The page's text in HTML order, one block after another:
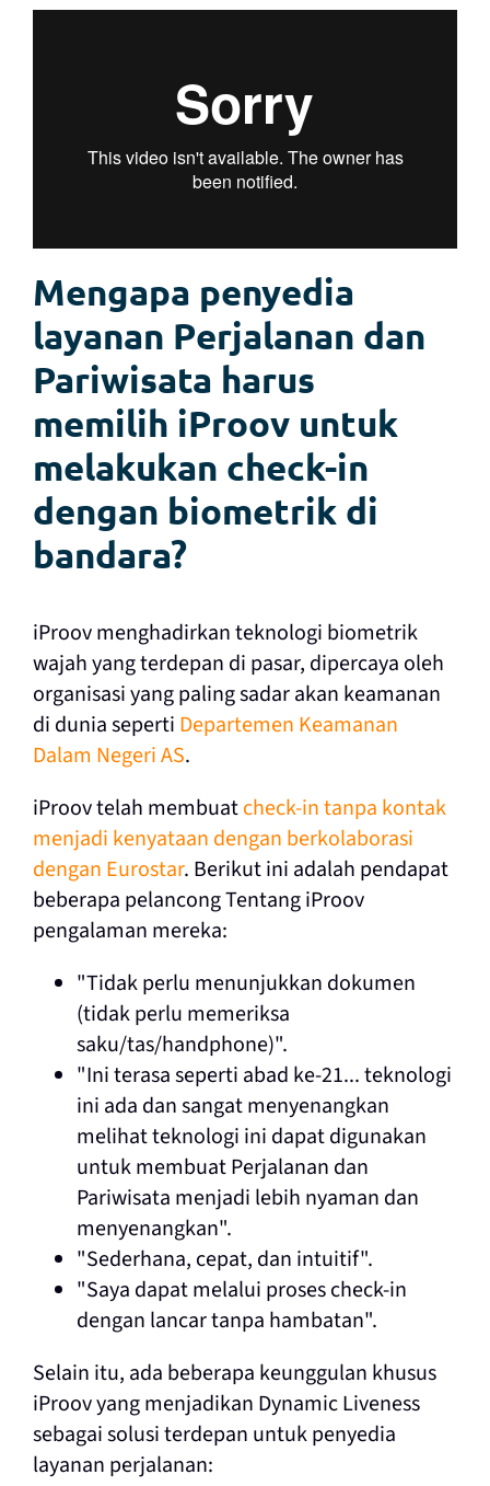
Mengapa penyedia
layanan Perjalanan dan
Pariwisata harus
memilih iProov untuk
melakukan check-in
dengan biometrik di
bandara?
iProov menghadirkan teknologi biometrik
wajah yang terdepan di pasar, dipercaya oleh
organisasi yang paling sadar akan keamanan
di dunia seperti Departemen Keamanan
Dalam Negeri AS.
iProov telah membuatcheck-in tanpa kontak
menjadi kenyataan dengan berkolaborasi
dengan Eurostar. Berikut ini adalah pendapat
beberapa pelancong Tentang iProov
pengalaman mereka:
"Tidak perlu menunjukkan dokumen
(tidak perlu memeriksa
saku/tas/handphone)".
"Ini terasa seperti abad ke-21... teknologi
ini ada dan sangat menyenangkan
melihat teknologi ini dapat digunakan
untuk membuat Perjalanan dan
Pariwisata menjadi lebih nyaman dan
menyenangkan".
"Sederhana, cepat, dan intuitif".
"Saya dapat melalui proses check-in
dengan lancar tanpa hambatan".
Selain itu, ada beberapa keunggulan khusus
iProov yang menjadikan Dynamic Liveness
sebagai solusi terdepan untuk penyedia
layanan perjalanan: